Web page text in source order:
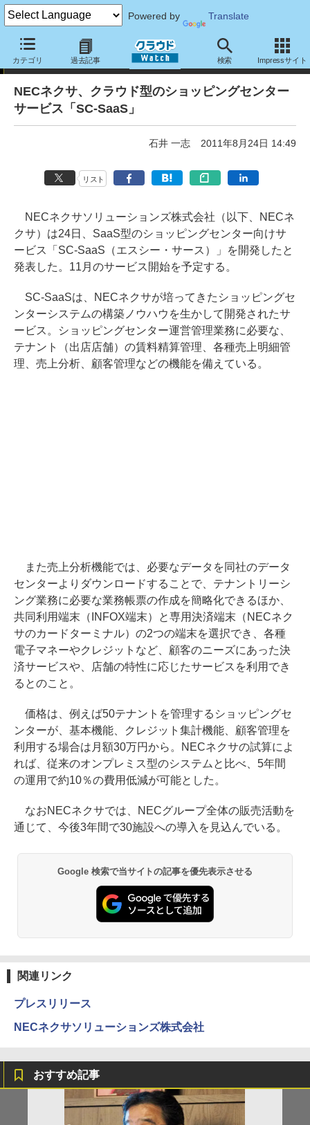
Powered by Translate
カテゴリ 過去記事 検索 Impressサイト
ニュース
NECネクサ、クラウド型のショッピングセンター
サービス「SC-SaaS」
石井 一志 2011年8月24日 14:49
リスト
NECネクサソリューションズ株式会社（以下、NECネ
クサ）は24日、SaaS型のショッピングセンター向けサ
ービス「SC-SaaS（エスシー・サース）」を開発したと
発表した。11月のサービス開始を予定する。
SC-SaaSは、NECネクサが培ってきたショッピングセ
ンターシステムの構築ノウハウを生かして開発されたサ
ービス。ショッピングセンター運営管理業務に必要な、
テナント（出店店舗）の賃料精算管理、各種売上明細管
理、売上分析、顧客管理などの機能を備えている。
また売上分析機能では、必要なデータを同社のデータ
センターよりダウンロードすることで、テナントリーシ
ング業務に必要な業務帳票の作成を簡略化できるほか、
共同利用端末（INFOX端末）と専用決済端末（NECネク
サのカードターミナル）の2つの端末を選択でき、各種
電子マネーやクレジットなど、顧客のニーズにあった決
済サービスや、店舗の特性に応じたサービスを利用でき
るとのこと。
価格は、例えば50テナントを管理するショッピングセ
ンターが、基本機能、クレジット集計機能、顧客管理を
利用する場合は月額30万円から。NECネクサの試算によ
れば、従来のオンプレミス型のシステムと比べ、5年間
の運用で約10％の費用低減が可能とした。
なおNECネクサでは、NECグループ全体の販売活動を
通じて、今後3年間で30施設への導入を見込んでいる。
Google 検索で当サイトの記事を優先表示させる
関連リンク
プレスリリース
NECネクサソリューションズ株式会社
おすすめ記事